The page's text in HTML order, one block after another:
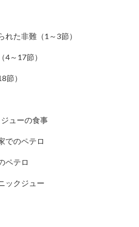
れた非難（1～3節）
4～17節）
節）
ューの食事
でのペテロ
ペテロ
ックジュー